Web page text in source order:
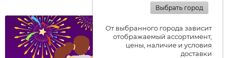
Выбрать город
От выбранного города зависит
отображаемый ассортимент,
цены, наличие и условия
доставки